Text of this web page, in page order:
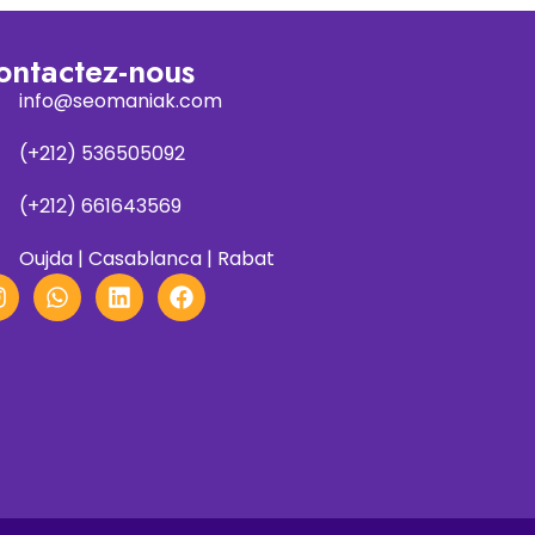
nous
info@seomaniak.com
(+212) 536505092
(+212) 661643569
Oujda | Casablanca | Rabat